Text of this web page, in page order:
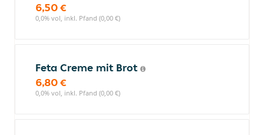
6,50 €
0,0% vol, inkl. Pfand (0,00 €)
Feta Creme mit Brot
6,80 €
0,0% vol, inkl. Pfand (0,00 €)